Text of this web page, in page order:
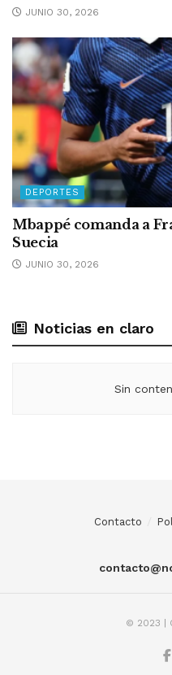
JUNIO 30, 2026
DEPORTES
Mbappé comanda a
Suecia
JUNIO 30, 2026
Noticias en claro
Sin
Contacto
© 2023 |